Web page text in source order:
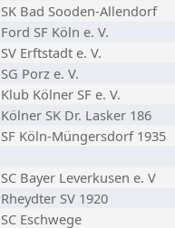
SK Bad Sooden-Allendorf
Ford SF Köln e. V.
SV Erftstadt e. V.
SG Porz e. V.
Klub Kölner SF e. V.
Kölner SK Dr. Lasker 186
SF Köln-Müngersdorf 1935
SC Bayer Leverkusen e. V
Rheydter SV 1920
SC Eschwege